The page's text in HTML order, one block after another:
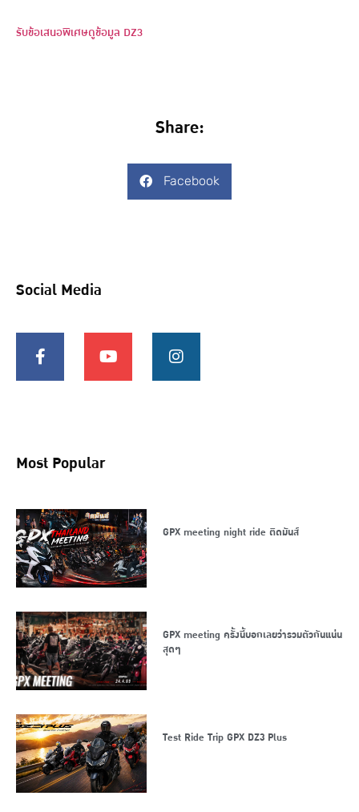
รับข้อเสนอพิเศษดูข้อมูล DZ3
Share:
Facebook
Social Media
Most Popular
GPX meeting night ride ติดมันส์
GPX meeting ครั้งนี้บอกเลยว่ารวมตัวกันแน่น
สุดๆ
Test Ride Trip GPX DZ3 Plus